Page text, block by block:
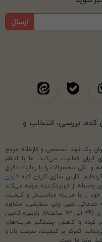
ارسال
کده، بررسی، انتخاب و
یک نهاد تخصصی و کارخانه مرجع
ایران فعالیت می‌کند. ما با ادغام
و تکی محصولات را با رعایت دقیق
کارتن سازی کارتن کده کارتن
واسطه از تولیدکننده عرضه می‌کند
را با هزینه مناسب‌تر و کیفیت
خدماتی نظیر چاپ سفارشی، مشاوره
تخصصی رایگان و سیستم لجستیک ارسال فوری (24 الی 72 ساعته)، زنجیره تامین
کرده و کاهش چشمگیر هزینه‌های
تمرکز بر کیفیت، سرعت بالا و